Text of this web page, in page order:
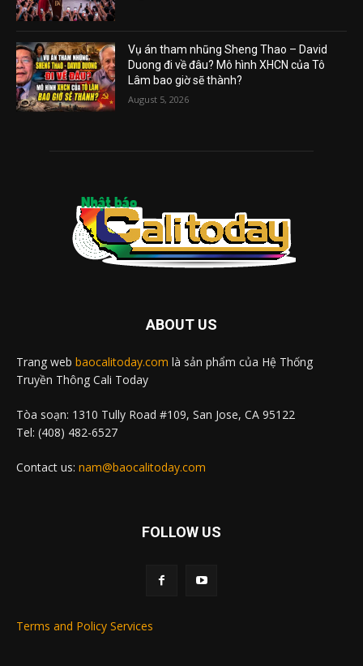
Vụ án tham nhũng Sheng Thao – David
Duong đi về đâu? Mô hình XHCN của Tô
Lâm bao giờ sẽ thành?
August 5, 2026
ABOUT US
Trang web baocalitoday.com là sản phẩm của Hệ Thống
Truyền Thông Cali Today
Tòa soạn: 1310 Tully Road #109, San Jose, CA 95122
Tel: (408) 482-6527
Contact us: nam@baocalitoday.com
FOLLOW US
Terms and Policy Services